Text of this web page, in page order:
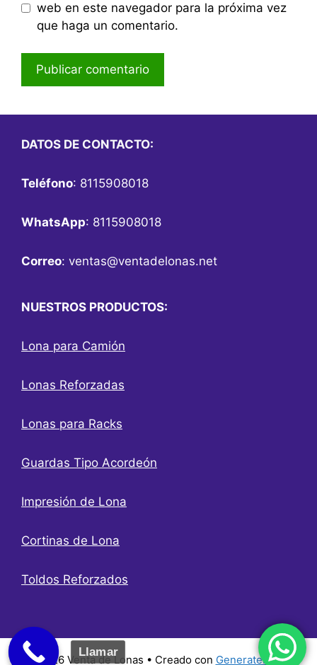
web en este navegador para la próxima vez
que haga un comentario.
DATOS DE CONTACTO:
Teléfono: 8115908018
WhatsApp: 8115908018
Correo: ventas@ventadelonas.net
NUESTROS PRODUCTOS:
Lona para Camión
Lonas Reforzadas
Lonas para Racks
Guardas Tipo Acordeón
Impresión de Lona
Cortinas de Lona
Toldos Reforzados
© 2026 Venta de Lonas • Creado con GeneratePress
Llamar